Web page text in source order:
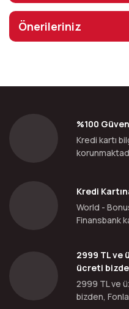
Önerileriniz
%100
Kredi kartı
Kredi
World -
Finansbank
2999 TL ve
ücreti
2999 TL ve
bizden,